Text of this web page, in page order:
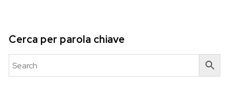
Cerca per parola chiave